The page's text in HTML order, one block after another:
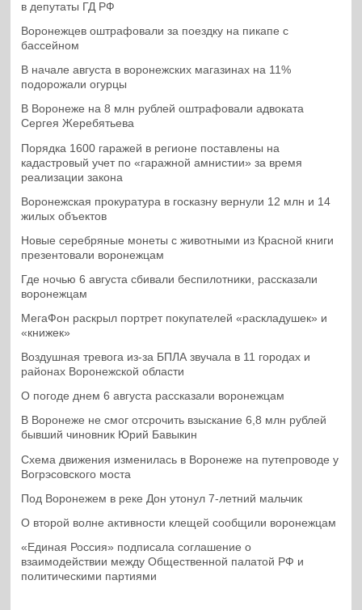
в депутаты ГД РФ
Воронежцев оштрафовали за поездку на пикапе с
бассейном
В начале августа в воронежских магазинах на 11%
подорожали огурцы
В Воронеже на 8 млн рублей оштрафовали адвоката
Сергея Жеребятьева
Порядка 1600 гаражей в регионе поставлены на
кадастровый учет по «гаражной амнистии» за время
реализации закона
Воронежская прокуратура в госказну вернули 12 млн и 14
жилых объектов
Новые серебряные монеты с животными из Красной книги
презентовали воронежцам
Где ночью 6 августа сбивали беспилотники, рассказали
воронежцам
МегаФон раскрыл портрет покупателей «раскладушек» и
«книжек»
Воздушная тревога из-за БПЛА звучала в 11 городах и
районах Воронежской области
О погоде днем 6 августа рассказали воронежцам
В Воронеже не смог отсрочить взыскание 6,8 млн рублей
бывший чиновник Юрий Бавыкин
Схема движения изменилась в Воронеже на путепроводе у
Вогрэсовского моста
Под Воронежем в реке Дон утонул 7-летний мальчик
О второй волне активности клещей сообщили воронежцам
«Единая Россия» подписала соглашение о
взаимодействии между Общественной палатой РФ и
политическими партиями